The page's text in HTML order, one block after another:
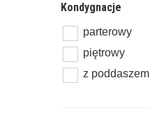
Kondygnacje
parterowy
piętrowy
z poddaszem